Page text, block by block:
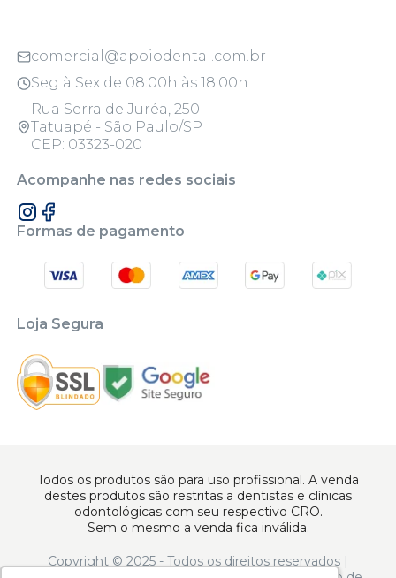
comercial@apoiodental.com.br
Seg à Sex de 08:00h às 18:00h
Rua Serra de Juréa, 250
Tatuapé - São Paulo/SP
CEP: 03323-020
Acompanhe nas redes sociais
Formas de pagamento
Loja Segura
Todos os produtos são para uso profissional. A venda
destes produtos são restritas a dentistas e clínicas
odontológicas com seu respectivo CRO.
Sem o mesmo a venda fica inválida.
Copyright © 2025 - Todos os direitos reservados |